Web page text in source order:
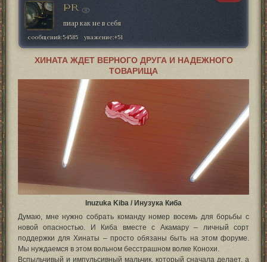
PR
пиар как не в себя
сообщений:54585 уважение:+51
ХИНАТА ЖДЕТ ВЕРНОГО ДРУГА И НАДЕЖНОГО
ТОВАРИЩА
Inuzuka Kiba / Инузука Киба
Думаю, мне нужно собрать команду номер восемь для борьбы с
новой опасностью. И Киба вместе с Акамару – личный сорт
поддержки для Хинаты – просто обязаны быть на этом форуме.
Мы нуждаемся в этом вольном бесстрашном волке Конохи.
Вспыльчивый и импульсивный мальчик, который сначала делает, а